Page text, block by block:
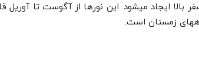
بالا ایجاد می­شود. این نورها از آگوست تا
زمستان است.